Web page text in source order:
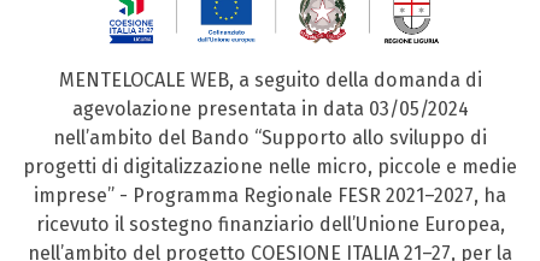
MENTELOCALE WEB, a seguito della domanda di
agevolazione presentata in data 03/05/2024
nell’ambito del Bando “Supporto allo sviluppo di
progetti di digitalizzazione nelle micro, piccole e medie
imprese” - Programma Regionale FESR 2021–2027, ha
ricevuto il sostegno finanziario dell’Unione Europea,
nell’ambito del progetto COESIONE ITALIA 21–27, per la